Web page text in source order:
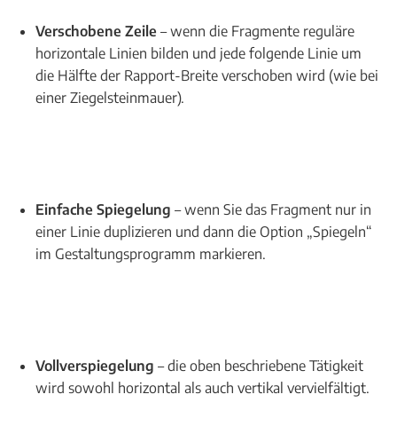
Verschobene Zeile – wenn die Fragmente reguläre
horizontale Linien bilden und jede folgende Linie um
die Hälfte der Rapport-Breite verschoben wird (wie bei
einer Ziegelsteinmauer).
Einfache Spiegelung – wenn Sie das Fragment nur in
einer Linie duplizieren und dann die Option „Spiegeln“
im Gestaltungsprogramm markieren.
Vollverspiegelung – die oben beschriebene Tätigkeit
wird sowohl horizontal als auch vertikal vervielfältigt.